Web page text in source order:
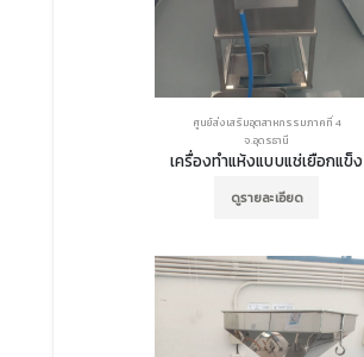
ศูนย์ส่งเสริมอุตสาหกรรมภาคที่ 4
จ.อุดรธานี
เครื่องทำแห้งแบบแช่เยือกแข็ง
ดูรายละเอียด